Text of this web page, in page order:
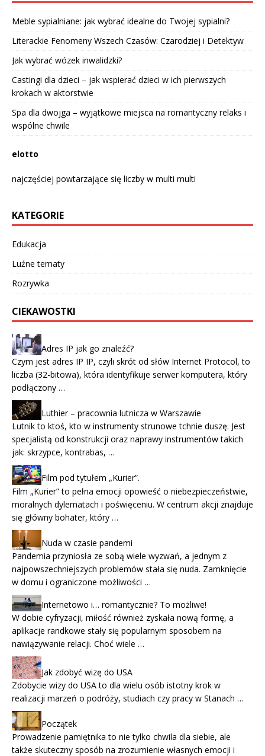
Meble sypialniane: jak wybrać idealne do Twojej sypialni?
Literackie Fenomeny Wszech Czasów: Czarodziej i Detektyw
Jak wybrać wózek inwalidzki?
Castingi dla dzieci – jak wspierać dzieci w ich pierwszych
krokach w aktorstwie
Spa dla dwojga – wyjątkowe miejsca na romantyczny relaks i
wspólne chwile
elotto
najczęściej powtarzające się liczby w multi multi
KATEGORIE
Edukacja
Luźne tematy
Rozrywka
CIEKAWOSTKI
Adres IP jak go znaleźć?
Czym jest adres IP IP, czyli skrót od słów Internet Protocol, to
liczba (32-bitowa), która identyfikuje serwer komputera, który
podłączony …
Luthier – pracownia lutnicza w Warszawie
Lutnik to ktoś, kto w instrumenty strunowe tchnie duszę. Jest
specjalistą od konstrukcji oraz naprawy instrumentów takich
jak: skrzypce, kontrabas, …
Film pod tytułem „Kurier”.
Film „Kurier” to pełna emocji opowieść o niebezpieczeństwie,
moralnych dylematach i poświęceniu. W centrum akcji znajduje
się główny bohater, który …
Nuda w czasie pandemi
Pandemia przyniosła ze sobą wiele wyzwań, a jednym z
najpowszechniejszych problemów stała się nuda. Zamknięcie
w domu i ograniczone możliwości …
Internetowo i… romantycznie? To możliwe!
W dobie cyfryzacji, miłość również zyskała nową formę, a
aplikacje randkowe stały się popularnym sposobem na
nawiązywanie relacji. Choć wiele …
Jak zdobyć wizę do USA
Zdobycie wizy do USA to dla wielu osób istotny krok w
realizacji marzeń o podróży, studiach czy pracy w Stanach …
Początek
Prowadzenie pamiętnika to nie tylko chwila dla siebie, ale
także skuteczny sposób na zrozumienie własnych emocji i